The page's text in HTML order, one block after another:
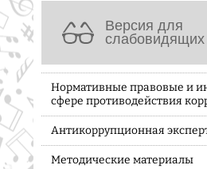
Версия для
слабовидящих
Нормативные правовые и
сфере противодействия
Антикоррупционная
Методические материалы